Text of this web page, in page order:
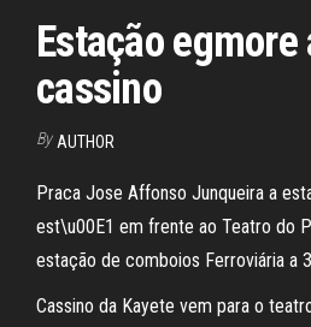
Estação
cassino
By AUTHOR
Praca Jose Affonso Junqueira a
est\u00E1 em frente ao Teatro do
estação de comboios Ferroviária a
Cassino da Kayete vem para o